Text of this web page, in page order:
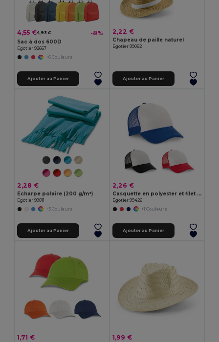
4,55 €4,93 € -8%
Sac à dos 600D
Egotier 92667
+6 Couleurs
Ajouter au Panier
2,22 €
Chapeau de paille naturel
Egotier 99082
Ajouter au Panier
2,28 €
Echarpe polaire (200 g/m²)
Egotier 99011
+3 Couleurs
Ajouter au Panier
2,26 €
Casquette en polyester et filet (150 g/m²)
Egotier 99426
+1 Couleurs
Ajouter au Panier
1,71 € 1,99 €